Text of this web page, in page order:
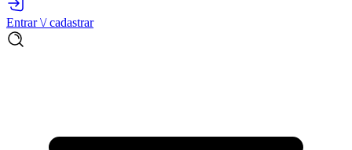
Entrar \/ cadastrar